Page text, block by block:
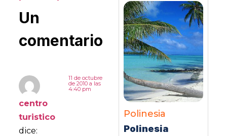
Un
comentario
centro
turistico
dice:
11 de octubre
de 2010 a las
4:40 pm
Polinesia
Polinesia